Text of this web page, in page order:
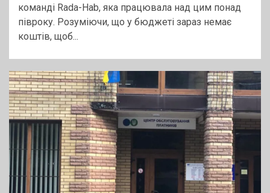
команді Rada-Hab, яка працювала над цим понад
півроку. Розуміючи, що у бюджеті зараз немає
коштів, щоб...